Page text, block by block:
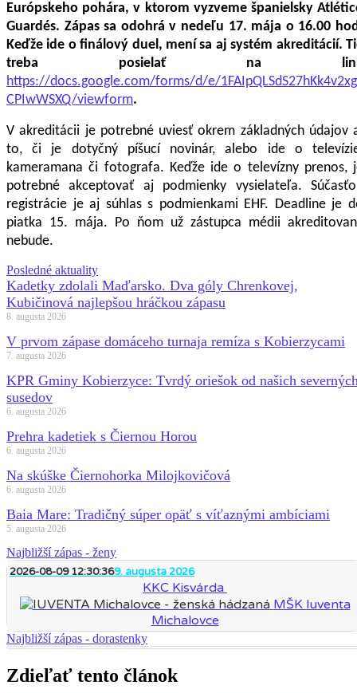
Európskeho pohára, v ktorom vyzveme španielsky
Guardés. Zápas sa odohrá v nedeľu 17. mája o 16.00
Keďže ide o finálový duel, mení sa aj systém akreditácií.
treba posielať na
https://docs.google.com/forms/d/e/
CPIwWSXQ/viewform.
V akreditácii je potrebné uviesť okrem základných údajov
to, či je dotyčný píšucí novinár, alebo ide o
kameramana či fotografa. Keďže ide o televízny prenos,
potrebné akceptovať aj podmienky vysielateľa.
registrácie je aj súhlas s podmienkami EHF. Deadline je
piatka 15. mája. Po ňom už zástupca médii
nebude.
Posledné aktuality
Kadetky zdolali Maďarsko. Dva góly Chrenkovej,
Kubičinová najlepšou hráčkou zápasu
8. augusta 2026
V prvom zápase domáceho turnaja remíza s Kobierzycami
7. augusta 2026
KPR Gminy Kobierzyce: Tvrdý oriešok od našich
susedov
6. augusta 2026
Prehra kadetiek s Čiernou Horou
6. augusta 2026
Na skúške Čiernohorka Milojkovičová
6. augusta 2026
Baia Mare: Tradičný súper opäť s víťaznými ambíciami
5. augusta 2026
Najbližší zápas - ženy
2026-08-09 12:30:369. augusta 2026
KKC Kisvárda
MŠK Iuventa
Michalovce
Najbližší zápas - dorastenky
Zdieľať tento článok